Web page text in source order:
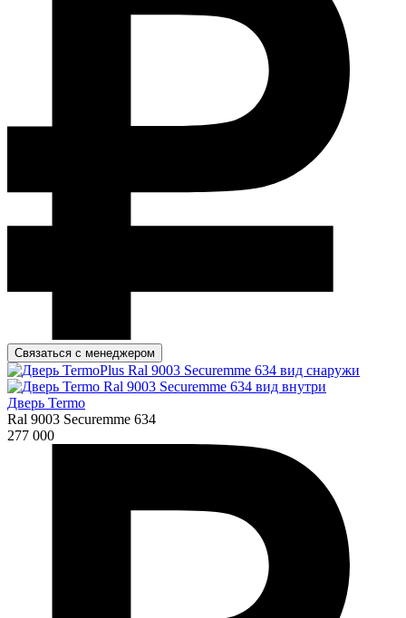
Связаться с менеджером
Дверь Termo
Ral 9003 Securemme 634
277 000